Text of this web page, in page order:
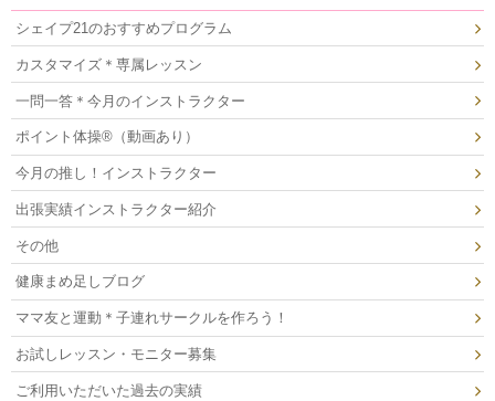
シェイプ21のおすすめプログラム
カスタマイズ＊専属レッスン
一問一答＊今月のインストラクター
ポイント体操®（動画あり）
今月の推し！インストラクター
出張実績インストラクター紹介
その他
健康まめ足しブログ
ママ友と運動＊子連れサークルを作ろう！
お試しレッスン・モニター募集
ご利用いただいた過去の実績